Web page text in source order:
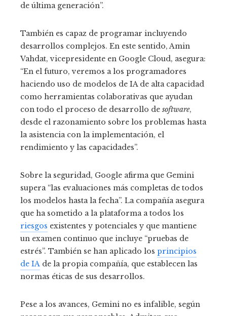
de última generación”.
También es capaz de programar incluyendo
desarrollos complejos. En este sentido, Amin
Vahdat, vicepresidente en Google Cloud, asegura:
“En el futuro, veremos a los programadores
haciendo uso de modelos de IA de alta capacidad
como herramientas colaborativas que ayudan
con todo el proceso de desarrollo de software,
desde el razonamiento sobre los problemas hasta
la asistencia con la implementación, el
rendimiento y las capacidades”.
Sobre la seguridad, Google afirma que Gemini
supera “las evaluaciones más completas de todos
los modelos hasta la fecha”. La compañía asegura
que ha sometido a la plataforma a todos los
riesgos existentes y potenciales y que mantiene
un examen continuo que incluye “pruebas de
estrés”. También se han aplicado los principios
de IA de la propia compañía, que establecen las
normas éticas de sus desarrollos.
Pese a los avances, Gemini no es infalible, según